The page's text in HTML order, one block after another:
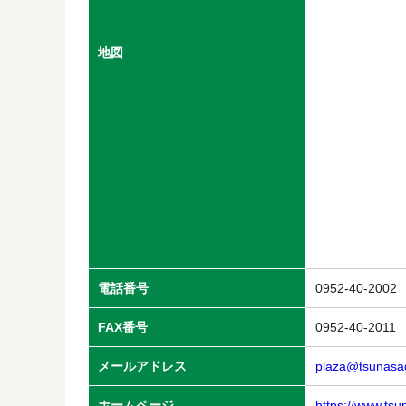
地図
電話番号 0952-40-2002
FAX番号 0952-40-2011
メールアドレス